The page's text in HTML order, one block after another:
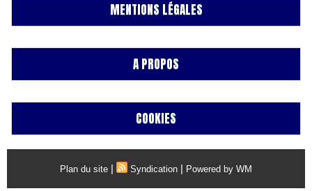
MENTIONS LÉGALES
A PROPOS
COOKIES
Plan du site | Syndication | Powered by WM